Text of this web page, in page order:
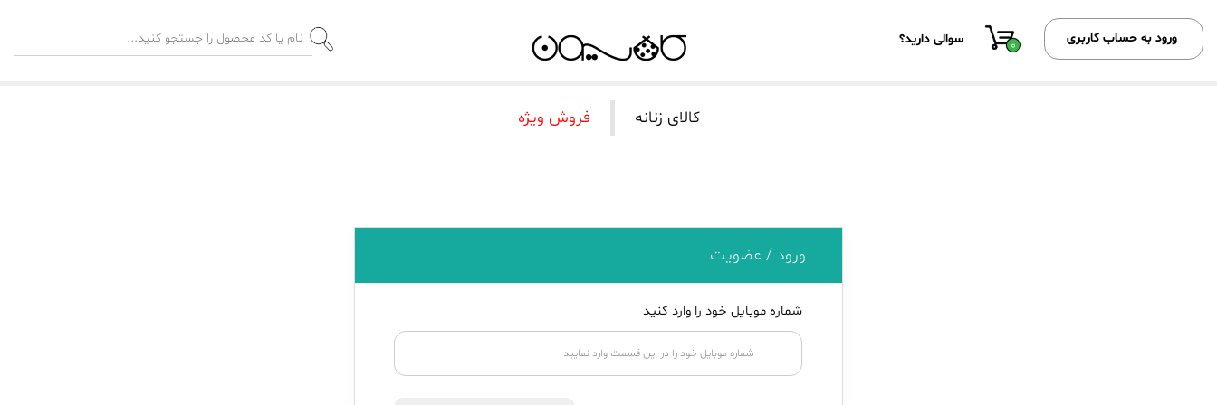
ورود به حساب کاربری 0 سوالی دارید؟
کالای زنانه فروش ویژه
ورود / عضویت
شماره موبایل خود را وارد کنید